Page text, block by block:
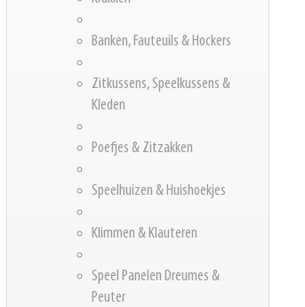
Banken, Fauteuils & Hockers
Zitkussens, Speelkussens &
Kleden
Poefjes & Zitzakken
Speelhuizen & Huishoekjes
Klimmen & Klauteren
Speel Panelen Dreumes &
Peuter